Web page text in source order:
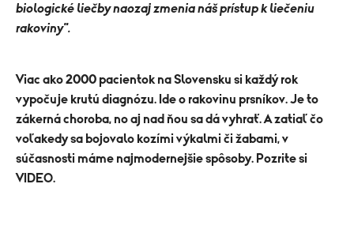
biologické liečby naozaj zmenia náš prístup k liečeniu
rakoviny".
Viac ako 2000 pacientok na Slovensku si každý rok
vypočuje krutú diagnózu. Ide o rakovinu prsníkov. Je to
zákerná choroba, no aj nad ňou sa dá vyhrať. A zatiaľ čo
voľakedy sa bojovalo kozími výkalmi či žabami, v
súčasnosti máme najmodernejšie spôsoby. Pozrite si
VIDEO.